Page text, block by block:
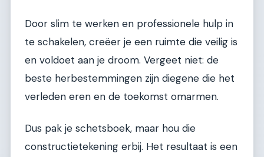
Door slim te werken en professionele hulp in
te schakelen, creëer je een ruimte die veilig is
en voldoet aan je droom. Vergeet niet: de
beste herbestemmingen zijn diegene die het
verleden eren en de toekomst omarmen.
Dus pak je schetsboek, maar hou die
constructietekening erbij. Het resultaat is een